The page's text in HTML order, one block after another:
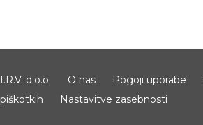
I.R.V. d.o.o. O nas Pogoji uporabe
piškotkih
Nastavitve zasebnosti